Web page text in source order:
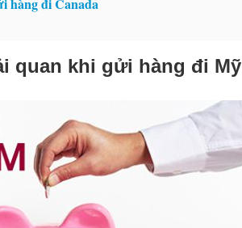
quan khi gửi hàng đi Mỹ